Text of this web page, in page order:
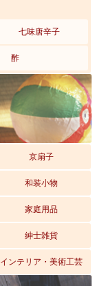
七味唐辛子
酢
京扇子
和装小物
家庭用品
紳士雑貨
インテリア・美術工芸